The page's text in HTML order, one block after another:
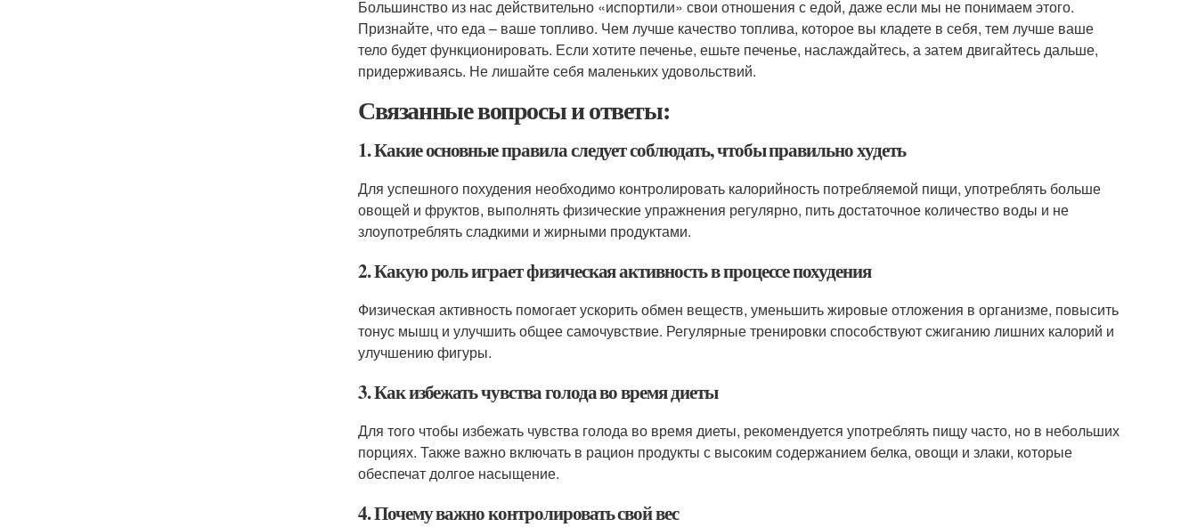
Большинство из нас действительно «испортили» свои отношения с едой, даже если мы не понимаем этого.
Признайте, что еда – ваше топливо. Чем лучше качество топлива, которое вы кладете в себя, тем лучше ваше
тело будет функционировать. Если хотите печенье, ешьте печенье, наслаждайтесь, а затем двигайтесь дальше,
придерживаясь. Не лишайте себя маленьких удовольствий.
Связанные вопросы и ответы:
1. Какие основные правила следует соблюдать, чтобы правильно худеть
Для успешного похудения необходимо контролировать калорийность потребляемой пищи, употреблять больше
овощей и фруктов, выполнять физические упражнения регулярно, пить достаточное количество воды и не
злоупотреблять сладкими и жирными продуктами.
2. Какую роль играет физическая активность в процессе похудения
Физическая активность помогает ускорить обмен веществ, уменьшить жировые отложения в организме, повысить
тонус мышц и улучшить общее самочувствие. Регулярные тренировки способствуют сжиганию лишних калорий и
улучшению фигуры.
3. Как избежать чувства голода во время диеты
Для того чтобы избежать чувства голода во время диеты, рекомендуется употреблять пищу часто, но в небольших
порциях. Также важно включать в рацион продукты с высоким содержанием белка, овощи и злаки, которые
обеспечат долгое насыщение.
4. Почему важно контролировать свой вес